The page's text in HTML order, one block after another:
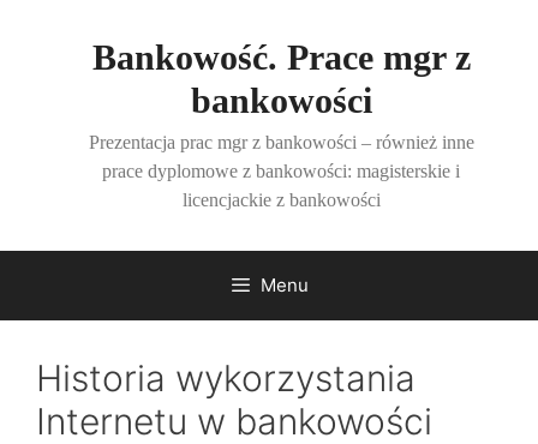
Bankowość. Prace mgr z
bankowości
Prezentacja prac mgr z bankowości – również inne
prace dyplomowe z bankowości: magisterskie i
licencjackie z bankowości
Menu
Historia wykorzystania
Internetu w bankowości